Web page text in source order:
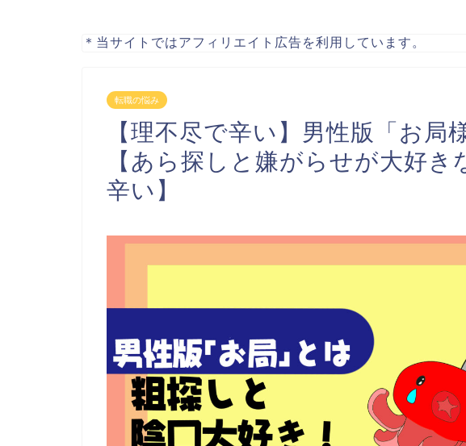
＊当サイトではアフィリエイト広告を利用しています。
転職の悩み
【理不尽で辛い】男性版「お局
【あら探しと嫌がらせが大好
辛い】